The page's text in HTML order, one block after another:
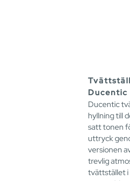
Ducentic
Ducentic
hyllning till
satt tonen
uttryck
versionen
trevlig
tvättstället